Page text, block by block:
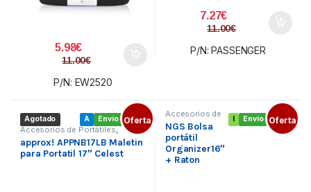
5.98€
11.00€
P/N: EW2520
7.27€
11.00€
P/N: PASSENGER
Envío gratis
A
Agotado Oferta
Accesorios de Portátiles,
Ordenadores
approx! APPNB17LB Maletin
para Portatil 17″ Celest
Envío gratis
Oferta
Accesorios de
Portátiles
Bolsas y
maletines
Ordenadores
NGS Bolsa
portátil
Organizer16″
+ Raton